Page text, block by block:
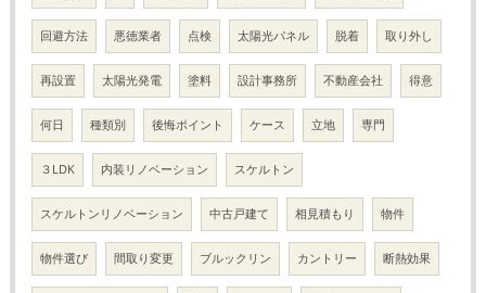
回避方法 悪徳業者 点検 太陽光パネル 脱着 取り外し
再設置 太陽光発電 塗料 設計事務所 不動産会社 得意
何日 種類別 後悔ポイント ケース 立地 専門
３LDK 内装リノベーション スケルトン
スケルトンリノベーション 中古戸建て 相見積もり 物件
物件選び 間取り変更 ブルックリン カントリー 断熱効果